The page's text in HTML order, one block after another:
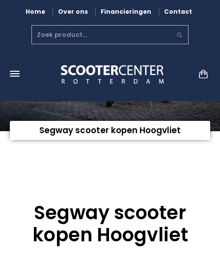
Home Over ons Financieringen Contact
Segway scooter kopen Hoogvliet
Segway scooter
kopen Hoogvliet